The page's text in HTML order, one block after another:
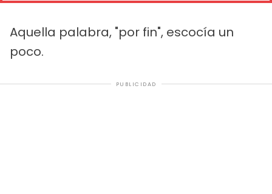
Aquella palabra, "por fin", escocía un
poco.
PUBLICIDAD